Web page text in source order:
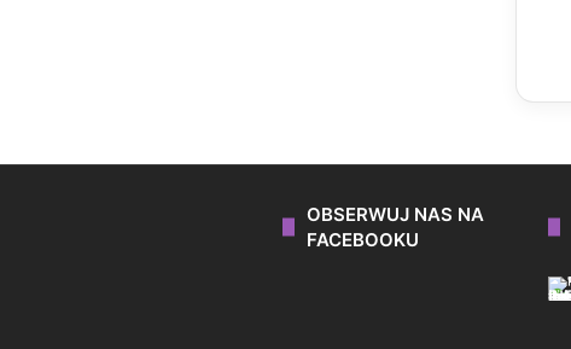
OBSERWUJ NAS NA
FACEBOOKU